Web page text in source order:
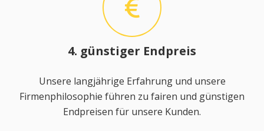
4. günstiger Endpreis
Unsere langjährige Erfahrung und unsere
Firmenphilosophie führen zu fairen und günstigen
Endpreisen für unsere Kunden.